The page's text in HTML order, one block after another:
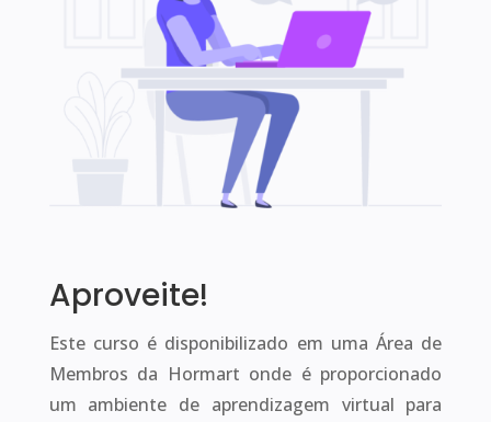
Aproveite!
Este curso é disponibilizado em uma Área de
Membros da Hormart onde é proporcionado
um ambiente de aprendizagem virtual para